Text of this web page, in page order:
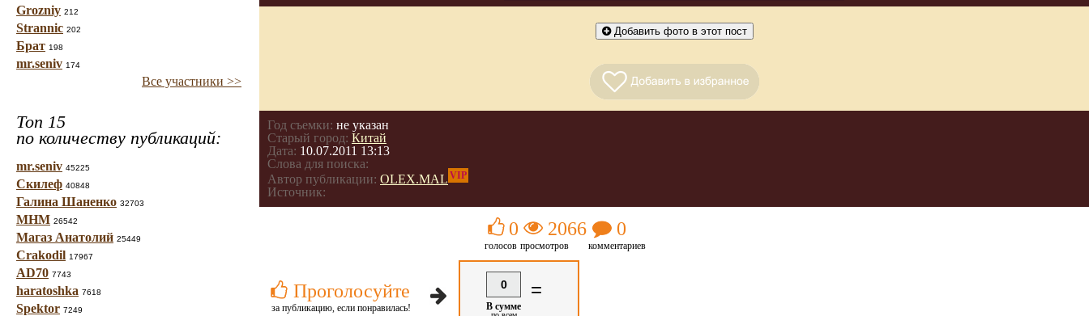
Grozniy 212
Strannic 202
Брат 198
mr.seniv 174
Все участники >>
Топ 15
по количеству публикаций:
mr.seniv 45225
Скилеф 40848
Галина Шаненко 32703
МНМ 26542
Магаз Анатолий 25449
Crakodil 17967
AD70 7743
haratoshka 7618
Spektor 7249
Добавить фото в этот пост
Год съемки: не указан
Старый город: Китай
Дата: 10.07.2011 13:13
Слова для поиска:
Автор публикации: OLEX.MAL VIP
Источник:
Проголосуйте
за публикацию, если понравилась!
0
голосов
2066
просмотров
0
комментариев
0
В сумме
=